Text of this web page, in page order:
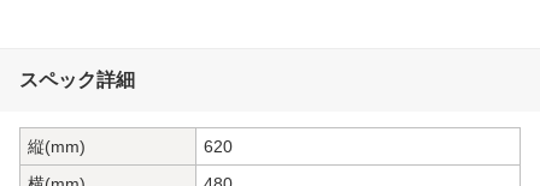
スペック詳細
縦(mm)
620